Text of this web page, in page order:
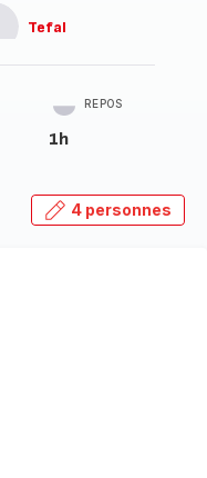
Tefal
REPOS
1h
4 personnes